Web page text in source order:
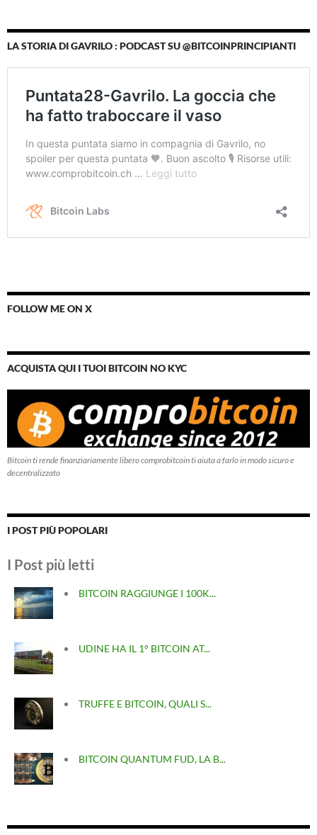
LA STORIA DI GAVRILO : PODCAST SU @BITCOINPRINCIPIANTI
FOLLOW ME ON X
ACQUISTA QUI I TUOI BITCOIN NO KYC
Bitcoin ti rende finanziariamente libero comprobitcoin ti aiuta a farlo in modo sicuro e
decentralizzato
I POST PIÙ POPOLARI
I Post più letti
BITCOIN RAGGIUNGE I 100K...
UDINE HA IL 1° BITCOIN AT...
TRUFFE E BITCOIN, QUALI S...
BITCOIN QUANTUM FUD, LA B...